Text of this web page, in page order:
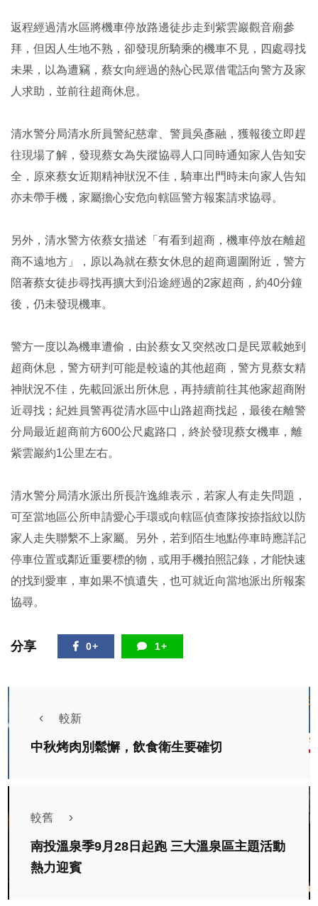
返程經過清水區將機車停放路邊徒步走到紫雲巖觀音廟參
拜，但因人生地不熟，卻發現所騎乘的機車不見，四處尋找
未果，以為遭竊，蔡女向經過的熱心民眾借電話向警方及家
人求助，並前往超商休息。
清水警分局清水所員警紀慈韋、警員吳彥融，獲報後立即趕
往現場了解，發現蔡女為失蹤協尋人口同時通知家人告知安
全，原來蔡女近期精神狀況不佳，騎車出門時未向家人告知
亦未帶手機，家屬擔心安危向轄區警方報案請求協尋。
另外，清水警方依蔡女描述「有看到超商，機車停放在離超
商不遠地方」，原以為就在蔡女休息的超商週圍附近，警方
陪著蔡女徒步尋找再擴大到沿途經過的2家超商，約40分鐘
後，仍未發現機車。
警方一度以為機車遭偷，由於蔡女又突然改口是民眾載她到
超商休息，警方研判可能是較遠的其他超商，警方見蔡女精
神狀況不佳，先載回派出所休息，再持續前往其他家超商附
近尋找；紀姓員警再從清水區中山路超商找起，最後在離警
分局最近超商前方600公尺處路口，終於發現蔡女機車，離
紫雲巖約1公里左右。
清水警分局清水派出所長許逸維表示，若家人有走失問題，
可至當地區公所申請愛心手環或向轄區偵查隊按捺指紋以防
家人走失聯繫不上家屬。另外，若到陌生地點停車時應詳記
停車位置或鄰近重要標的物，或用手機拍照記錄，才能快速
的找到愛車，車如果不慎遺失，也可就近向當地派出所報案
協尋。
分享 0+ 1+
較新
中秋烤肉別鬆懈，飲食衛生要確切
較舊
南投溫泉季9月28日起跑 三大溫泉區主題活動
熱力迎賓